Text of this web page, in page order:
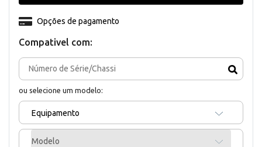
Compativel com:
ou selecione um modelo:
Equipamento
Modelo
Opções de pagamento